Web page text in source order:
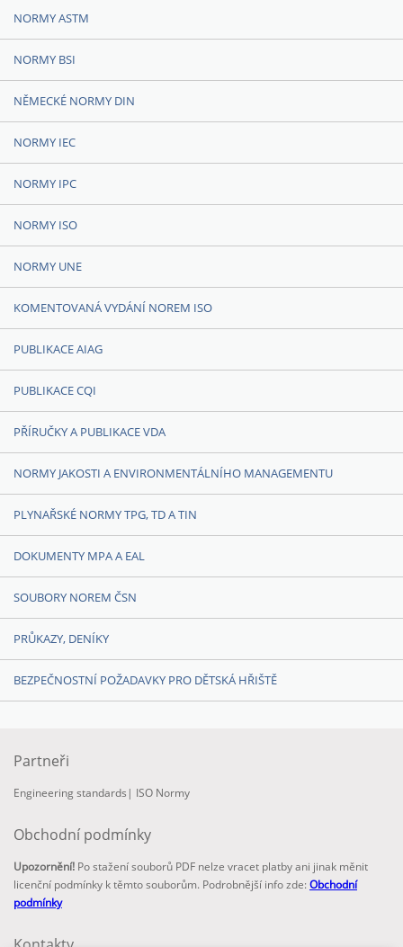
NORMY ASTM
NORMY BSI
NĚMECKÉ NORMY DIN
NORMY IEC
NORMY IPC
NORMY ISO
NORMY UNE
KOMENTOVANÁ VYDÁNÍ NOREM ISO
PUBLIKACE AIAG
PUBLIKACE CQI
PŘÍRUČKY A PUBLIKACE VDA
NORMY JAKOSTI A ENVIRONMENTÁLNÍHO MANAGEMENTU
PLYNAŘSKÉ NORMY TPG, TD A TIN
DOKUMENTY MPA A EAL
SOUBORY NOREM ČSN
PRŮKAZY, DENÍKY
BEZPEČNOSTNÍ POŽADAVKY PRO DĚTSKÁ HŘIŠTĚ
Partneři
Engineering standards | ISO Normy
Obchodní podmínky
Upozornění! Po stažení souborů PDF nelze vracet platby ani jinak měnit
licenční podmínky k těmto souborům. Podrobnější info zde:Obchodní
podmínky